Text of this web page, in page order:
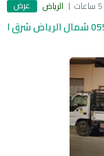
الرياض عرض
دينا طش اثاث قديم بالرياض 0557573607 شمال الرياض شرق ا